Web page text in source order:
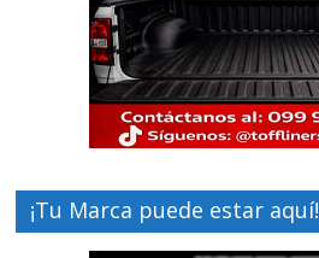
¡Tu Marca puede estar aquí!